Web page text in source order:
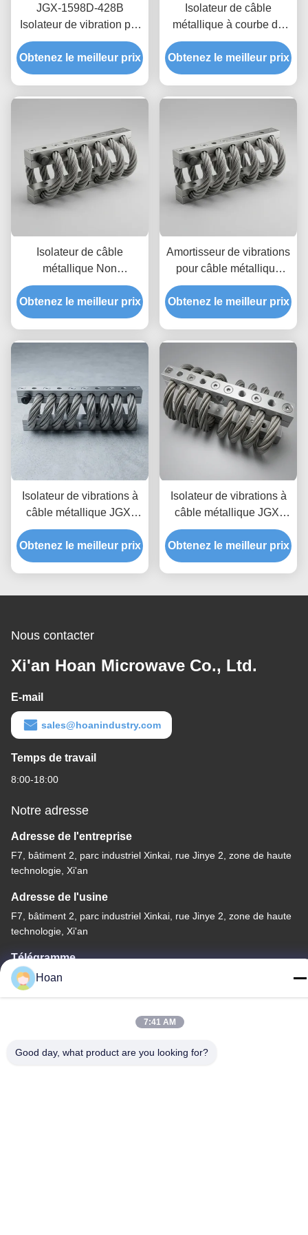
JGX-1598D-428B
Isolateur de vibration par
câble de fil de fer
Montage d'isolation en
acier inoxydable résistant
Obtenez le meilleur prix
Isolateur de câble
métallique à courbe de
rigidité Non linéaire,
support entièrement
métallique écologique
Obtenez le meilleur prix
Isolateur de câble
métallique Non
magnétique cem-safe
JGX-2228D-665B,
support de Dissipation
Obtenez le meilleur prix
Amortisseur de vibrations
pour câble métallique
JGX-2228D-860B en
acier inoxydable, longue
durée de vie, amortisseur
Obtenez le meilleur prix
Isolateur de vibrations à
câble métallique JGX-
2228D-860B, prototypage
rapide, assemblage
rapide, support antichoc
Obtenez le meilleur prix
Isolateur de vibrations à
câble métallique JGX-
1598D-515B offrant une
capacité de charge
évolutive et une isolation
Obtenez le meilleur prix
Nous contacter
Xi'an Hoan Microwave Co., Ltd.
E-mail
sales@hoanindustry.com
Temps de travail
8:00-18:00
Notre adresse
Adresse de l'entreprise
F7, bâtiment 2, parc industriel Xinkai, rue Jinye 2, zone de haute
technologie, Xi'an
Adresse de l'usine
F7, bâtiment 2, parc industriel Xinkai, rue Jinye 2, zone de haute
technologie, Xi'an
Télégramme
86--18740357801
Chine Bonne qualité Amortisseur de vibration de câble métallique
Hoan
7:41 AM
Good day, what product are you looking for?